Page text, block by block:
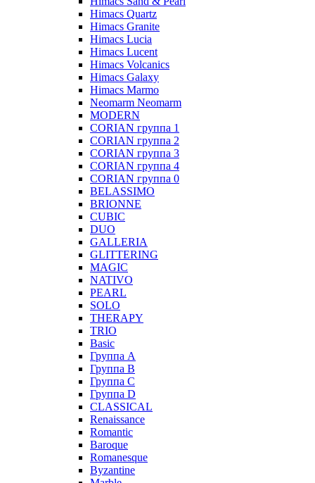
Himacs Quartz
Himacs Granite
Himacs Lucia
Himacs Lucent
Himacs Volcanics
Himacs Galaxy
Himacs Marmo
Neomarm Neomarm
MODERN
CORIAN группа 1
CORIAN группа 2
CORIAN группа 3
CORIAN группа 4
CORIAN группа 0
BELASSIMO
BRIONNE
CUBIC
DUO
GALLERIA
GLITTERING
MAGIC
NATIVO
PEARL
SOLO
THERAPY
TRIO
Basic
Группа А
Группа B
Группа С
Группа D
CLASSICAL
Renaissance
Romantic
Baroque
Romanesque
Byzantine